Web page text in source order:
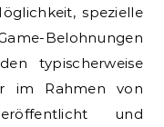
spezielle
Belohnungen
typischerweise
im Rahmen von
und